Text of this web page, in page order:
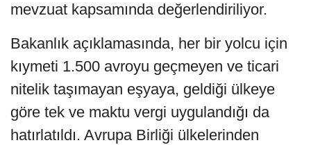
mevzuat kapsamında değerlendiriliyor.
Bakanlık açıklamasında, her bir yolcu için
kıymeti 1.500 avroyu geçmeyen ve ticari
nitelik taşımayan eşyaya, geldiği ülkeye
göre tek ve maktu vergi uygulandığı da
hatırlatıldı. Avrupa Birliği ülkelerinden